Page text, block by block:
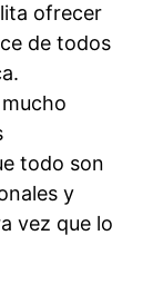
ofrecer
de todos
todo son
y
vez que lo